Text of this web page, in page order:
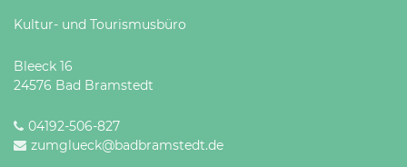
Kultur- und Tourismusbüro
Bleeck 16
24576 Bad Bramstedt
04192-506-827
zumglueck@badbramstedt.de